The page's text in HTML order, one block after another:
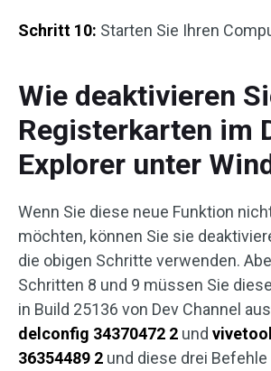
Schritt 10: Starten Sie Ihren
Wie deaktivieren
Registerkarten im
Explorer unter
Wenn Sie diese neue Funktion
möchten, können Sie sie
die obigen Schritte verwenden.
Schritten 8 und 9 müssen Sie
in Build 25136 von Dev Channel
delconfig 34370472 2 und
36354489 2 und diese drei